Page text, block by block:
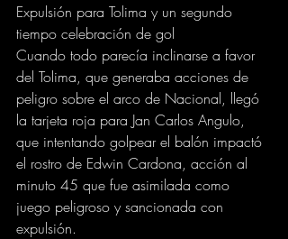
Expulsión para Tolima y un segundo
tiempo celebración de gol
Cuando todo parecía inclinarse a favor
del Tolima, que generaba acciones de
peligro sobre el arco de Nacional, llegó
la tarjeta roja para Jan Carlos Angulo,
que intentando golpear el balón impactó
el rostro de Edwin Cardona, acción al
minuto 45 que fue asimilada como
juego peligroso y sancionada con
expulsión.